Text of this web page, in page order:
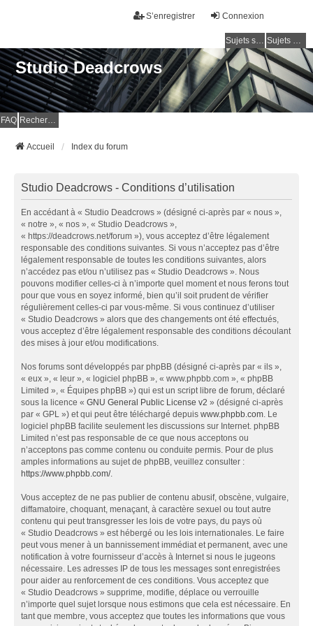
Connexion
S’enregistrer
Sujets sans réponse Sujets actifs
Studio Deadcrows
FAQ Rechercher
Accueil Index du forum
Studio Deadcrows - Conditions d’utilisation
En accédant à « Studio Deadcrows » (désigné ci-après par « nous »,
« notre », « nos », « Studio Deadcrows »,
« https://deadcrows.net/forum »), vous acceptez d’être légalement
responsable des conditions suivantes. Si vous n’acceptez pas d’être
légalement responsable de toutes les conditions suivantes, alors
n’accédez pas et/ou n’utilisez pas « Studio Deadcrows ». Nous
pouvons modifier celles-ci à n’importe quel moment et nous ferons tout
pour que vous en soyez informé, bien qu’il soit prudent de vérifier
régulièrement celles-ci par vous-même. Si vous continuez d’utiliser
« Studio Deadcrows » alors que des changements ont été effectués,
vous acceptez d’être légalement responsable des conditions découlant
des mises à jour et/ou modifications.
Nos forums sont développés par phpBB (désigné ci-après par « ils »,
« eux », « leur », « logiciel phpBB », « www.phpbb.com », « phpBB
Limited », « Équipes phpBB ») qui est un script libre de forum, déclaré
sous la licence « GNU General Public License v2 » (désigné ci-après
par « GPL ») et qui peut être téléchargé depuis www.phpbb.com. Le
logiciel phpBB facilite seulement les discussions sur Internet. phpBB
Limited n’est pas responsable de ce que nous acceptons ou
n’acceptons pas comme contenu ou conduite permis. Pour de plus
amples informations au sujet de phpBB, veuillez consulter :
https://www.phpbb.com/.
Vous acceptez de ne pas publier de contenu abusif, obscène, vulgaire,
diffamatoire, choquant, menaçant, à caractère sexuel ou tout autre
contenu qui peut transgresser les lois de votre pays, du pays où
« Studio Deadcrows » est hébergé ou les lois internationales. Le faire
peut vous mener à un bannissement immédiat et permanent, avec une
notification à votre fournisseur d’accès à Internet si nous le jugeons
nécessaire. Les adresses IP de tous les messages sont enregistrées
pour aider au renforcement de ces conditions. Vous acceptez que
« Studio Deadcrows » supprime, modifie, déplace ou verrouille
n’importe quel sujet lorsque nous estimons que cela est nécessaire. En
tant que membre, vous acceptez que toutes les informations que vous